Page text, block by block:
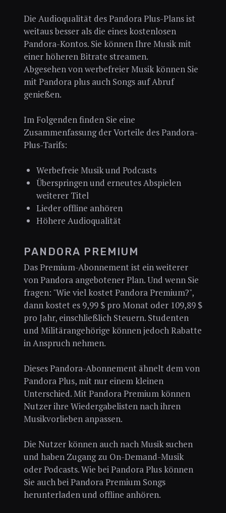
Die Audioqualität des Pandora Plus-Plans ist
weitaus besser als die eines kostenlosen
Pandora-Kontos. Sie können Ihre Musik mit
einer höheren Bitrate streamen.
Abgesehen von werbefreier Musik können Sie
mit Pandora plus auch Songs auf Abruf
genießen.
Im Folgenden finden Sie eine
Zusammenfassung der Vorteile des Pandora-
Plus-Tarifs:
Werbefreie Musik und Podcasts
Überspringen und erneutes Abspielen
weiterer Titel
Lieder offline anhören
Höhere Audioqualität
PANDORA PREMIUM
Das Premium-Abonnement ist ein weiterer
von Pandora angebotener Plan. Und wenn Sie
fragen: "Wie viel kostet Pandora Premium?",
dann kostet es 9,99 $ pro Monat oder 109,89 $
pro Jahr, einschließlich Steuern. Studenten
und Militärangehörige können jedoch Rabatte
in Anspruch nehmen.
Dieses Pandora-Abonnement ähnelt dem von
Pandora Plus, mit nur einem kleinen
Unterschied. Mit Pandora Premium können
Nutzer ihre Wiedergabelisten nach ihren
Musikvorlieben anpassen.
Die Nutzer können auch nach Musik suchen
und haben Zugang zu On-Demand-Musik
oder Podcasts. Wie bei Pandora Plus können
Sie auch bei Pandora Premium Songs
herunterladen und offline anhören.